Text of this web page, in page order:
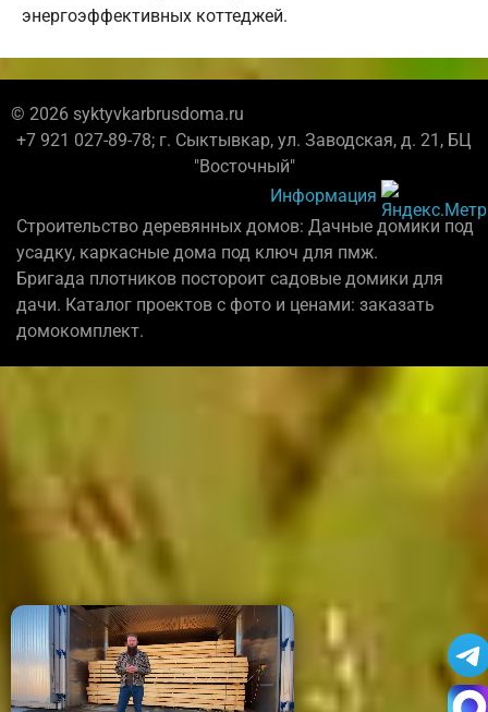
энергоэффективных коттеджей.
© 2026 syktyvkarbrusdoma.ru
+7 921 027-89-78; г. Сыктывкар, ул. Заводская, д. 21, БЦ
"Восточный"
Информация
Строительство деревянных домов: Дачные домики под
усадку, каркасные дома под ключ для пмж.
Бригада плотников постороит садовые домики для
дачи. Каталог проектов с фото и ценами: заказать
домокомплект.